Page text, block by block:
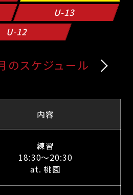
U-13
U-12
のスケジュール
内容
練習
18:30～20:30
at. 桃園